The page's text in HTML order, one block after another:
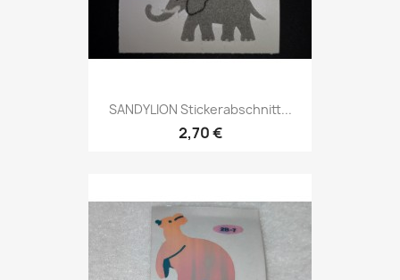
SANDYLION Stickerabschnitt...
2,70 €